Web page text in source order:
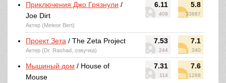
6.11
409
5.8
33887
Приключения Джо Грязнули /
Joe Dirt
Актер (Meteor Bert)
7.53
244
7.1
340
Проект Зета / The Zeta Project
Актер (Dr. Rashad, озвучка)
7.31
114
7.6
1268
Мышиный дом / House of
Mouse